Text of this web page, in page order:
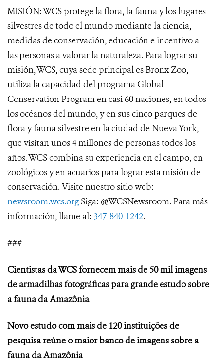
MISIÓN: WCS protege la flora, la fauna y los lugares
silvestres de todo el mundo mediante la ciencia,
medidas de conservación, educación e incentivo a
las personas a valorar la naturaleza. Para lograr su
misión, WCS, cuya sede principal es Bronx Zoo,
utiliza la capacidad del programa Global
Conservation Program en casi 60 naciones, en todos
los océanos del mundo, y en sus cinco parques de
flora y fauna silvestre en la ciudad de Nueva York,
que visitan unos 4 millones de personas todos los
años. WCS combina su experiencia en el campo, en
zoológicos y en acuarios para lograr esta misión de
conservación. Visite nuestro sitio web:
newsroom.wcs.org Siga: @WCSNewsroom. Para más
información, llame al: 347-840-1242.
###
Cientistas da WCS fornecem mais de 50 mil imagens
de armadilhas fotográficas para grande estudo sobre
a fauna da Amazônia
Novo estudo com mais de 120 instituições de
pesquisa reúne o maior banco de imagens sobre a
fauna da Amazônia